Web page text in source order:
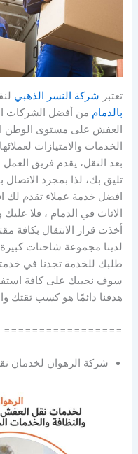
تعتبر شركة النسر الذهبي
بالدمام من أفضل الشركات
العفش على مستوى الوطن
الخدمات والامتيازات
بعد النقل، يقدم فريق
تليق بك، لذا بمجرد الاتصال
افضل خدمة عملاء تقدم
الاثاث في الدمام ، فلا
أخذت قرار الانتقال بكافة
لدينا مجموعة شاحنات
سوف نجيبك على كافة
هدفنا دائمًا هو كسب ثقتك
=================
شركة الرهوان لخدمان